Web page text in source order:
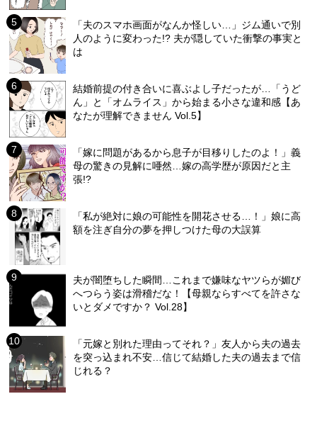
「夫のスマホ画面がなんか怪しい…」ジム通いで別
人のように変わった!? 夫が隠していた衝撃の事実と
は
結婚前提の付き合いに喜ぶよし子だったが…「うど
ん」と「オムライス」から始まる小さな違和感【あ
なたが理解できません Vol.5】
「嫁に問題があるから息子が目移りしたのよ！」義
母の驚きの見解に唖然…嫁の高学歴が原因だと主
張!?
「私が絶対に娘の可能性を開花させる…！」娘に高
額を注ぎ自分の夢を押しつけた母の大誤算
夫が闇堕ちした瞬間…これまで嫌味なヤツらが媚び
へつらう姿は滑稽だな！【母親ならすべてを許さな
いとダメですか？ Vol.28】
「元嫁と別れた理由ってそれ？」友人から夫の過去
を突っ込まれ不安…信じて結婚した夫の過去まで信
じれる？